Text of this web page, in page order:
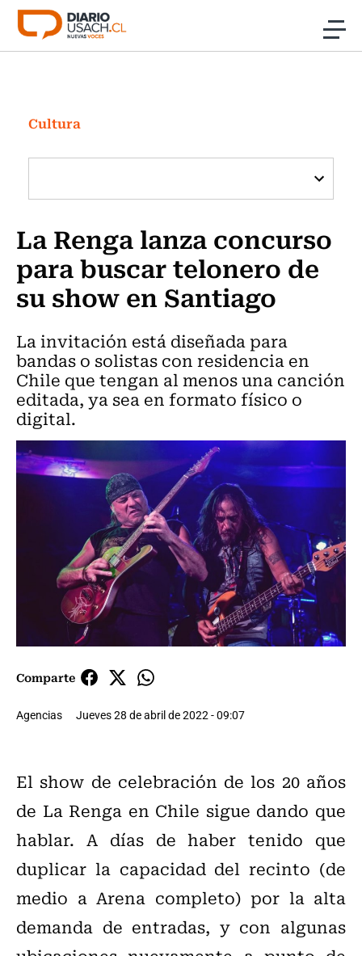
Click acá para ir directamente al contenido
Investigación
Cultura
Programas Radio y TV Usach
Cultura
La Renga lanza concurso
para buscar telonero de
su show en Santiago
La invitación está diseñada para
bandas o solistas con residencia en
Chile que tengan al menos una canción
editada, ya sea en formato físico o
digital.
Comparte
Agencias Jueves 28 de abril de 2022 - 09:07
El show de celebración de los 20 años
de La Renga en Chile sigue dando que
hablar. A días de haber tenido que
duplicar la capacidad del recinto (de
medio a Arena completo) por la alta
demanda de entradas, y con algunas